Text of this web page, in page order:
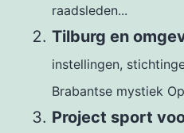
raadsleden...
Tilburg en
instellingen,
Brabantse mystiek
Project sport